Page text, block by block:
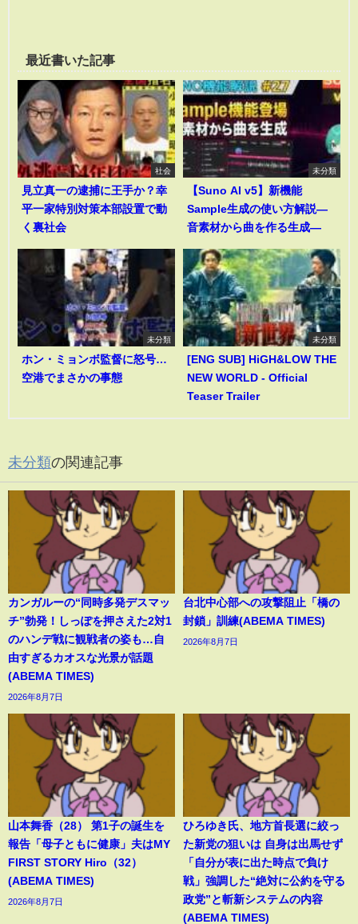
最近書いた記事
社会
見立真一の逮捕に王手か？幸
平一家特別対策本部設置で動
く裏社会
未分類
【Suno AI v5】新機能
Sample生成の使い方解説―
音素材から曲を作る生成―
未分類
ホン・ミョンボ監督に怒号…
空港でまさかの事態
未分類
[ENG SUB] HiGH&LOW THE
NEW WORLD - Official
Teaser Trailer
未分類の関連記事
カンガルーの“同時多発デスマッ
チ”勃発！しっぽを押さえた2対1
のハンデ戦に観戦者の姿も…自
由すぎるカオスな光景が話題
(ABEMA TIMES)
2026年8月7日
台北中心部への攻撃阻止「橋の
封鎖」訓練(ABEMA TIMES)
2026年8月7日
山本舞香（28） 第1子の誕生を
報告「母子ともに健康」夫はMY
FIRST STORY Hiro（32）
(ABEMA TIMES)
2026年8月7日
ひろゆき氏、地方首長選に絞っ
た新党の狙いは 自身は出馬せず
「自分が表に出た時点で負け
戦」強調した“絶対に公約を守る
政党”と斬新システムの内容
(ABEMA TIMES)